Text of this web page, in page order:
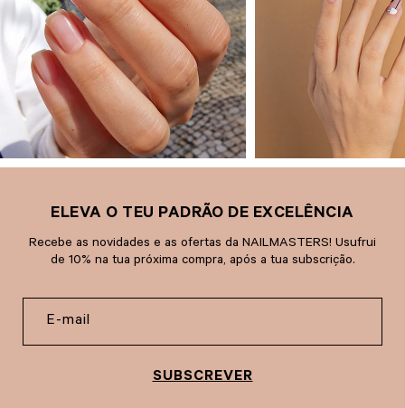
ELEVA O TEU PADRÃO DE EXCELÊNCIA
Recebe as novidades e as ofertas da NAILMASTERS! Usufrui
de 10% na tua próxima compra, após a tua subscrição.
SUBSCREVER